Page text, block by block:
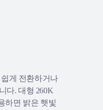
게 전환하거나
다. 대형 260K
하면 밝은 햇빛